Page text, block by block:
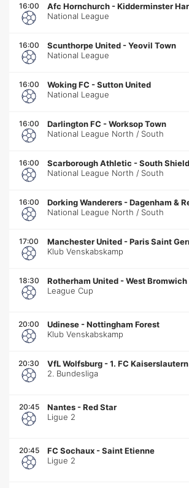
16:00 Afc Hornchurch -Kidderminster
National League
16:00 Scunthorpe United -Yeovil Town
National League
16:00 Woking FC -Sutton United
National League
16:00 Darlington FC -Worksop Town
National League North / South
16:00 Scarborough Athletic -South
National League North / South
16:00 Dorking Wanderers -Dagenham &
National League North / South
17:00 Manchester United -Paris Saint
Klub Venskabskamp
18:30 Rotherham United -West
League Cup
20:00 Udinese -Nottingham Forest
Klub Venskabskamp
20:30 VfL Wolfsburg -1. FC Kaiserslautern
2. Bundesliga
20:45 Nantes -Red Star
Ligue 2
20:45 FC Sochaux -Saint Etienne
Ligue 2